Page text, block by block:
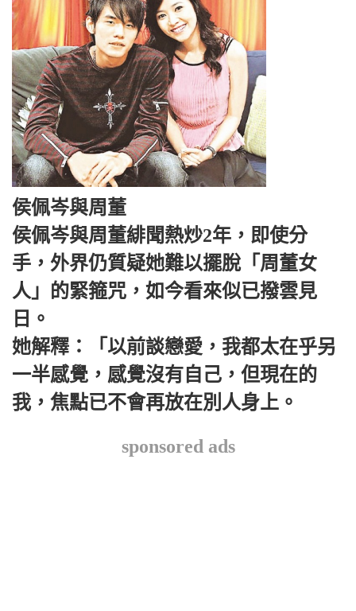
侯佩岑與周董
侯佩岑與周董緋聞熱炒2年，即使分
手，外界仍質疑她難以擺脫「周董女
人」的緊箍咒，如今看來似已撥雲見
日。
她解釋：「以前談戀愛，我都太在乎另
一半感覺，感覺沒有自己，但現在的
我，焦點已不會再放在別人身上。
sponsored ads